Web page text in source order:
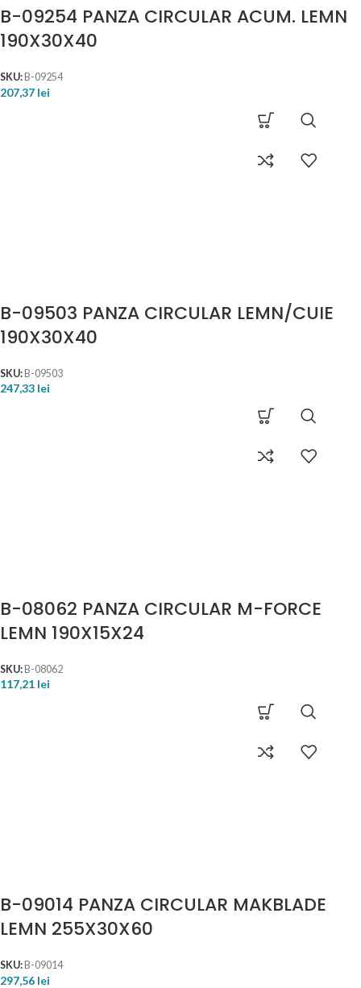
B-09254 PANZA CIRCULAR ACUM. LEMN
190X30X40
SKU: B-09254
207,37 lei
B-09503 PANZA CIRCULAR LEMN/CUIE
190X30X40
SKU: B-09503
247,33 lei
B-08062 PANZA CIRCULAR M-FORCE
LEMN 190X15X24
SKU: B-08062
117,21 lei
B-09014 PANZA CIRCULAR MAKBLADE
LEMN 255X30X60
SKU: B-09014
297,56 lei